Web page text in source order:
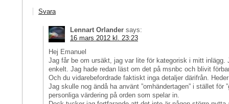
Svara
Lennart Orlander says:
16 mars 2012 kl. 23:23
Hej Emanuel
Jag får be om ursäkt, jag var lite för kategorisk i mitt inlägg.
enkelt. Jag hade redan läst om det på msnbc och blivit
Och du vidarebefordrade faktiskt inga detaljer därifrån.
Jag skulle nog ändå ha använt ”omhändertagen” i stället för
personliga värdering på orden som spelar in.